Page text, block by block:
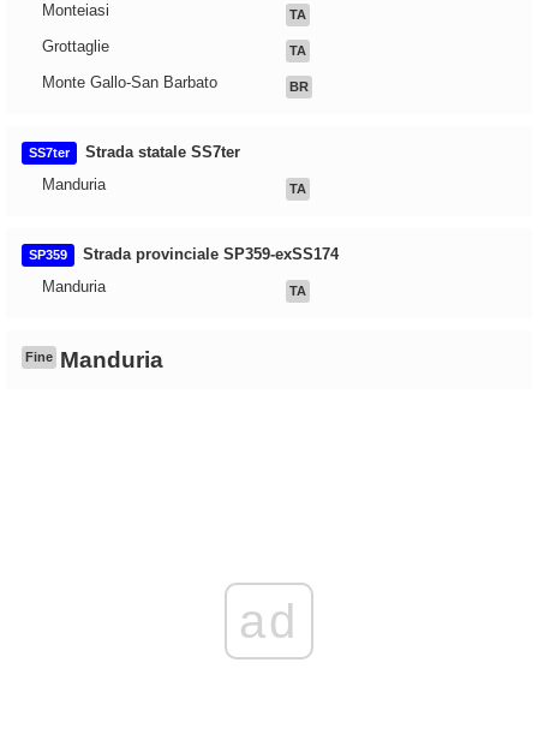
Monteiasi TA
Grottaglie TA
Monte Gallo-San Barbato BR
SS7ter
Strada statale SS7ter
Manduria
TA
SP359
Strada provinciale SP359-exSS174
Manduria
TA
Fine Manduria
ad